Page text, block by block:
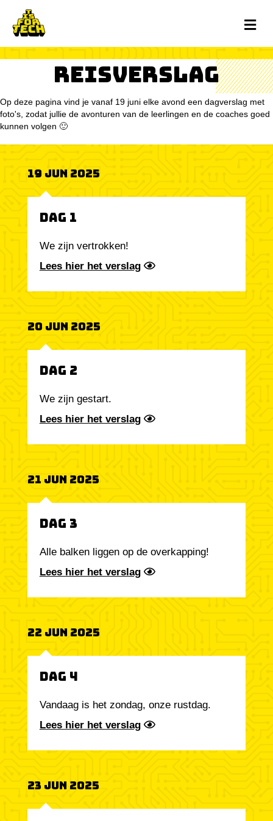
Reisverslag
Op deze pagina vind je vanaf 19 juni elke avond een dagverslag met
foto's, zodat jullie de avonturen van de leerlingen en de coaches goed
kunnen volgen 🙂
19 Jun 2025
Dag 1
We zijn vertrokken!
Lees hier het verslag
20 Jun 2025
Dag 2
We zijn gestart.
Lees hier het verslag
21 Jun 2025
Dag 3
Alle balken liggen op de overkapping!
Lees hier het verslag
22 Jun 2025
Dag 4
Vandaag is het zondag, onze rustdag.
Lees hier het verslag
23 Jun 2025